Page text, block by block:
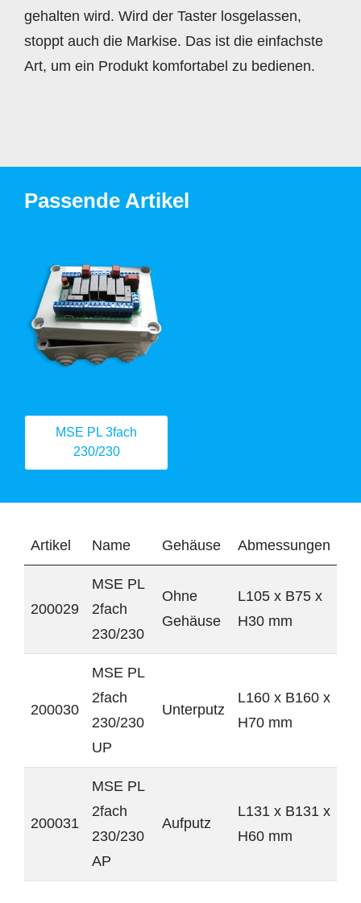
gehalten wird. Wird der Taster losgelassen,
stoppt auch die Markise. Das ist die einfachste
Art, um ein Produkt komfortabel zu bedienen.
Passende Artikel
MSE PL 3fach
230/230
Artikel Name Gehäuse Abmessungen
200029
MSE PL
2fach
230/230
Ohne
Gehäuse
L105 x B75 x
H30 mm
200030
MSE PL
2fach
230/230
UP
Unterputz
L160 x B160 x
H70 mm
200031
MSE PL
2fach
230/230
AP
Aufputz
L131 x B131 x
H60 mm